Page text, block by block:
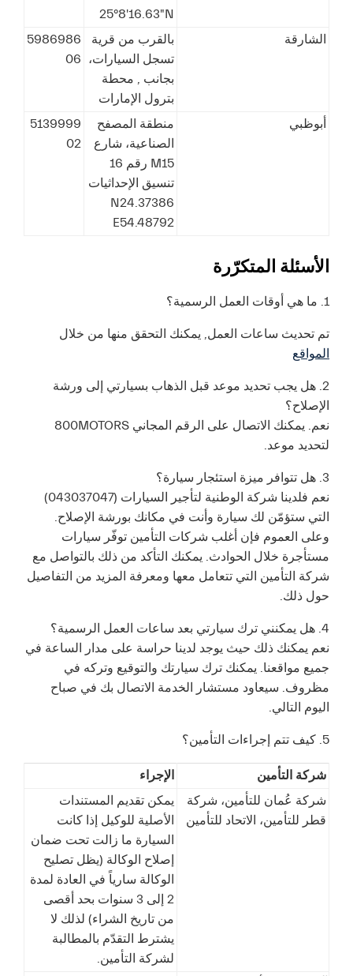
25°8'16.63"N
الشارقة
بالقرب من قرية
تسجل السيارات،
بجانب , محطة
بترول الإمارات
5986986
06
أبوظبي
منطقة المصفح
الصناعية، شارع
M15 رقم 16
تنسيق الإحداثيات
N24.37386
E54.48792
5139999
02
الأسئلة المتكرّرة
1. ما هي أوقات العمل الرسمية؟
تم تحديث ساعات العمل, يمكنك التحقق منها من خلال
المواقع
2. هل يجب تحديد موعد قبل الذهاب بسيارتي إلى ورشة
الإصلاح؟
نعم. يمكنك الاتصال على الرقم المجاني 800MOTORS
لتحديد موعد.
3. هل تتوافر ميزة استئجار سيارة؟
نعم فلدينا شركة الوطنية لتأجير السيارات (043037047)
التي ستؤمّن لك سيارة وأنت في مكانك بورشة الإصلاح.
وعلى العموم فإن أغلب شركات التأمين توفّر سيارات
مستأجرة خلال الحوادث. يمكنك التأكد من ذلك بالتواصل مع
شركة التأمين التي تتعامل معها ومعرفة المزيد من التفاصيل
حول ذلك.
4. هل يمكنني ترك سيارتي بعد ساعات العمل الرسمية؟
نعم يمكنك ذلك حيث يوجد لدينا حراسة على مدار الساعة في
جميع مواقعنا. يمكنك ترك سيارتك والتوقيع وتركه في
مظروف. سيعاود مستشار الخدمة الاتصال بك في صباح
اليوم التالي.
5. كيف تتم إجراءات التأمين؟
شركة التأمين
الإجراء
شركة عُمان للتأمين، شركة
قطر للتأمين، الاتحاد للتأمين
يمكن تقديم المستندات
الأصلية للوكيل إذا كانت
السيارة ما زالت تحت ضمان
إصلاح الوكالة (يظل تصليح
الوكالة سارياً في العادة لمدة
2 إلى 3 سنوات بحد أقصى
من تاريخ الشراء) لذلك لا
يشترط التقدّم بالمطالبة
لشركة التأمين.